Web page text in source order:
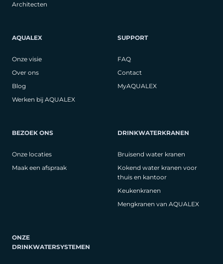
Architecten
AQUALEX
Onze visie
Over ons
Blog
Werken bij AQUALEX
SUPPORT
FAQ
Contact
MyAQUALEX
BEZOEK ONS
Onze locaties
Maak een afspraak
DRINKWATERKRANEN
Bruisend water kranen
Kokend water kranen voor
thuis en kantoor
Keukenkranen
Mengkranen van AQUALEX
ONZE
DRINKWATERSYSTEMEN